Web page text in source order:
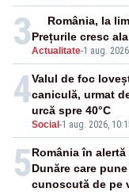
3Actualitate-1 aug.
România, la
Prețurile cresc
4
Social -1 aug. 2026,
Valul de foc
caniculă, urmat
urcă spre 40°C
5România în
Dunăre care
cunoscută de pe